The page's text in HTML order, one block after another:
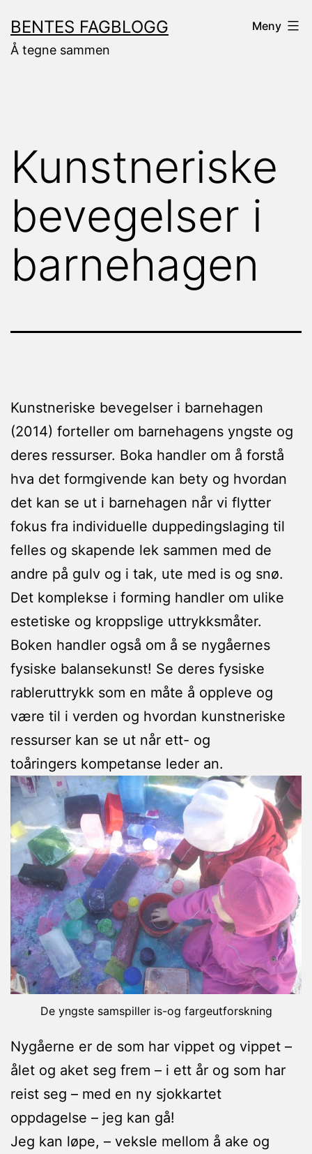
til
innhold
BENTES FAGBLOGG
Å tegne sammen
Meny
Kunstneriske
bevegelser i
barnehagen
Kunstneriske bevegelser i barnehagen
(2014) forteller om barnehagens yngste og
deres ressurser. Boka handler om å forstå
hva det formgivende kan bety og hvordan
det kan se ut i barnehagen når vi flytter
fokus fra individuelle duppedingslaging til
felles og skapende lek sammen med de
andre på gulv og i tak, ute med is og snø.
Det komplekse i forming handler om ulike
estetiske og kroppslige uttrykksmåter.
Boken handler også om å se nygåernes
fysiske balansekunst! Se deres fysiske
rableruttrykk som en måte å oppleve og
være til i verden og hvordan kunstneriske
ressurser kan se ut når ett- og
toåringers kompetanse leder an.
De yngste samspiller is-og fargeutforskning
Nygåerne er de som har vippet og vippet –
ålet og aket seg frem – i ett år og som har
reist seg – med en ny sjokkartet
oppdagelse – jeg kan gå!
Jeg kan løpe, – veksle mellom å ake og